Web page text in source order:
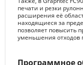
печати и резки
расширения её
находящиеся за
позволяет повысить
уменьшения отходов
Программное